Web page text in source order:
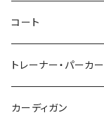
46/M
48/L
50/XL～
～44/S
46/M
48/L
コート
～44/S
46/M
トレーナー・パーカー
～44/S
カーディガン